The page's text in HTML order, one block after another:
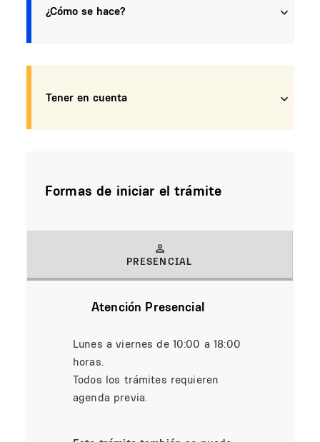
¿Cómo se hace?
Tener en cuenta
Formas de iniciar el trámite
PRESENCIAL
Atención Presencial
Lunes a viernes de 10:00 a 18:00
horas.
Todos los trámites requieren
agenda previa.